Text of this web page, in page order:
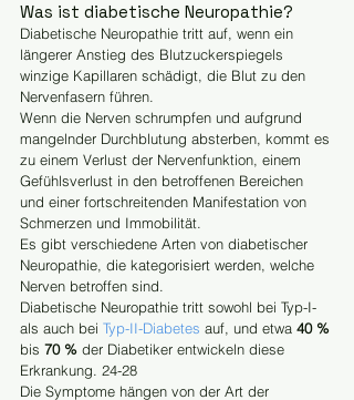
Was ist diabetische Neuropathie?
Diabetische Neuropathie tritt auf, wenn ein
längerer Anstieg des Blutzuckerspiegels
winzige Kapillaren schädigt, die Blut zu den
Nervenfasern führen.
Wenn die Nerven schrumpfen und aufgrund
mangelnder Durchblutung absterben, kommt es
zu einem Verlust der Nervenfunktion, einem
Gefühlsverlust in den betroffenen Bereichen
und einer fortschreitenden Manifestation von
Schmerzen und Immobilität.
Es gibt verschiedene Arten von diabetischer
Neuropathie, die kategorisiert werden, welche
Nerven betroffen sind.
Diabetische Neuropathie tritt sowohl bei Typ-I-
als auch bei Typ-II-Diabetes auf, und etwa 40 %
bis 70 % der Diabetiker entwickeln diese
Erkrankung. 24-28
Die Symptome hängen von der Art der